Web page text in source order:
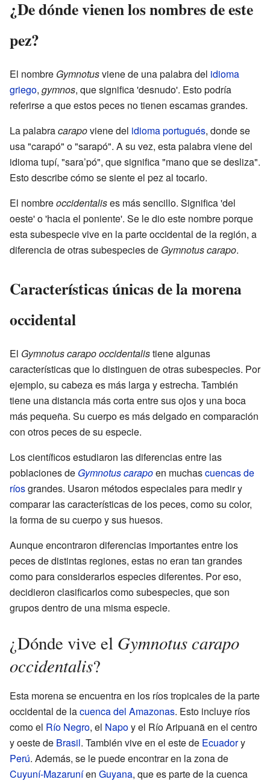
¿De dónde vienen los nombres de este
pez?
El nombre Gymnotusviene de una palabra del idioma
griego, gymnos, que significa 'desnudo'. Esto podría
referirse a que estos peces no tienen escamas grandes.
La palabracarapoviene del idioma portugués, donde se
usa "carapó" o "sarapó". A su vez, esta palabra viene del
idioma tupí, "sara’pó", que significa "mano que se desliza".
Esto describe cómo se siente el pez al tocarlo.
El nombreoccidentalises más sencillo. Significa 'del
oeste' o 'hacia el poniente'. Se le dio este nombre porque
esta subespecie vive en la parte occidental de la región, a
diferencia de otras subespecies de Gymnotus carapo.
Características únicas de la morena
occidental
El Gymnotus carapo occidentalistiene algunas
características que lo distinguen de otras subespecies. Por
ejemplo, su cabeza es más larga y estrecha. También
tiene una distancia más corta entre sus ojos y una boca
más pequeña. Su cuerpo es más delgado en comparación
con otros peces de su especie.
Los científicos estudiaron las diferencias entre las
poblaciones de Gymnotus carapoen muchascuencas de
ríosgrandes. Usaron métodos especiales para medir y
comparar las características de los peces, como su color,
la forma de su cuerpo y sus huesos.
Aunque encontraron diferencias importantes entre los
peces de distintas regiones, estas no eran tan grandes
como para considerarlos especies diferentes. Por eso,
decidieron clasificarlos como subespecies, que son
grupos dentro de una misma especie.
¿Dónde vive el Gymnotus carapo
occidentalis?
Esta morena se encuentra en los ríos tropicales de la parte
occidental de lacuenca del Amazonas. Esto incluye ríos
como el Río Negro, el Napoy el Río Aripuanã en el centro
y oeste de Brasil. También vive en el este de Ecuadory
Perú. Además, se le puede encontrar en la zona de
Cuyuní-Mazaruníen Guyana, que es parte de la cuenca